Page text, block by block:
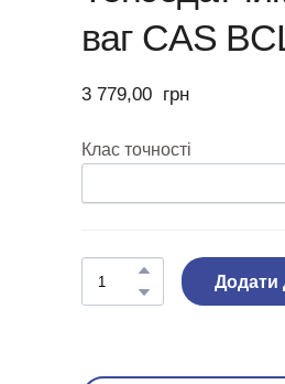
ваг CAS
3 779,00  грн
Клас точності
Додати